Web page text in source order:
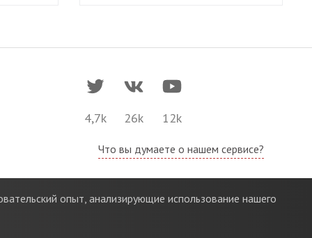
опыт, анализирующие использование нашего
4,7k 26k 12k
Что вы думаете о нашем сервисе?